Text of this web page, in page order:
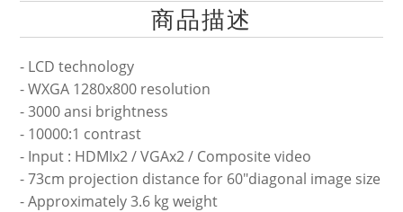
商品描述
- LCD technology
- WXGA 1280x800 resolution
- 3000 ansi brightness
- 10000:1 contrast
- Input : HDMIx2 / VGAx2 / Composite video
- 73cm projection distance for 60"diagonal image size
- Approximately 3.6 kg weight